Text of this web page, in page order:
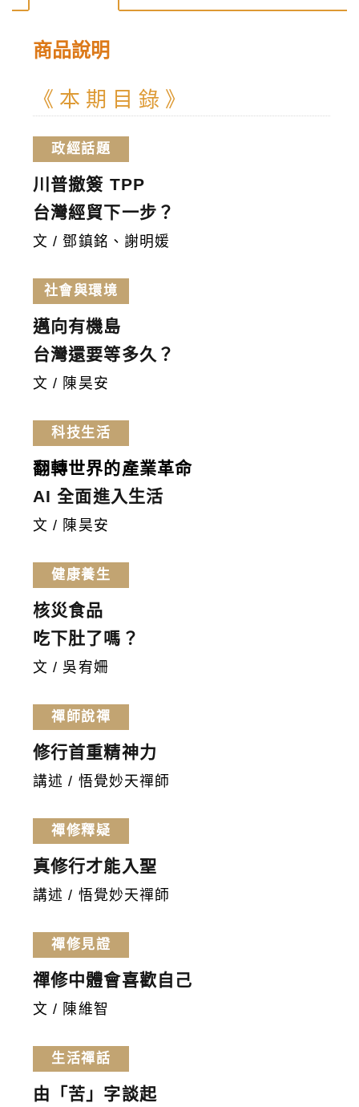
144
期
商品說明
《 本 期 目 錄 》
政經話題
川普撤簽 TPP
台灣經貿下一步？
文 / 鄧鎮銘、謝明媛
社會與環境
邁向有機島
台灣還要等多久？
文 / 陳昊安
科技生活
翻轉世界的產業革命
AI 全面進入生活
文 / 陳昊安
健康養生
核災食品
吃下肚了嗎？
文 / 吳宥姍
禪師說禪
修行首重精神力
講述 / 悟覺妙天禪師
禪修釋疑
真修行才能入聖
講述 / 悟覺妙天禪師
禪修見證
禪修中體會喜歡自己
文 / 陳維智
生活禪話
由「苦」字談起